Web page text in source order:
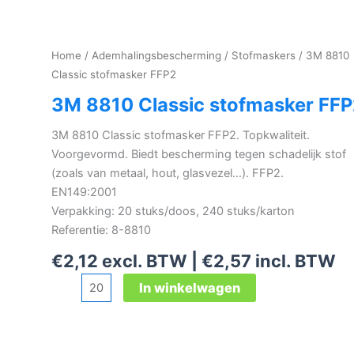
Home / Ademhalingsbescherming / Stofmaskers / 3M 8810
Classic stofmasker FFP2
3M 8810 Classic stofmasker
3M 8810 Classic stofmasker FFP2. Topkwaliteit.
Voorgevormd. Biedt bescherming tegen schadelijk stof
(zoals van metaal, hout, glasvezel…). FFP2.
EN149:2001
Verpakking: 20 stuks/doos, 240 stuks/karton
Referentie: 8-8810
€2,12 excl. BTW | €2,57 incl. BTW
In winkelwagen